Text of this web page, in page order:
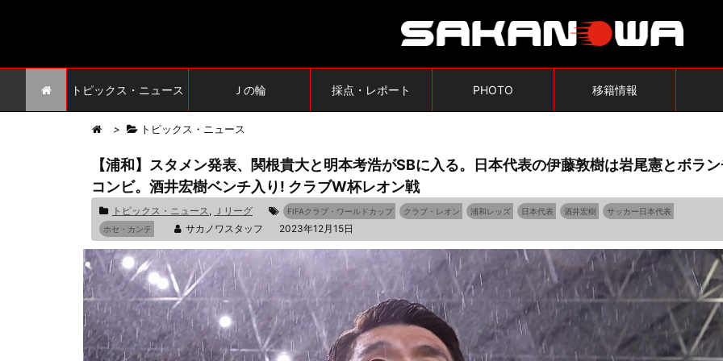
トピックス・ニュース Ｊの輪 採点・レポート PHOTO 移籍情報
> トピックス・ニュース
【浦和】スタメン発表、関根貴大と明本考浩がSBに入る。日本代表の伊藤敦樹は岩尾憲とボラ
コンビ。酒井宏樹ベンチ入り! クラブW杯レオン戦
トピックス・ニュース, Ｊリーグ FIFAクラブ・ワールドカップ クラブ・レオン 浦和レッズ 日本代表 酒井宏樹
サッカー日本代表
ホセ・カンテ
サカノワスタッフ 2023年12月15日